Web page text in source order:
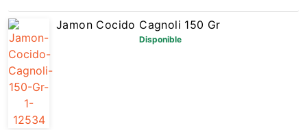
Jamon Cocido Cagnoli 150 Gr
Disponible